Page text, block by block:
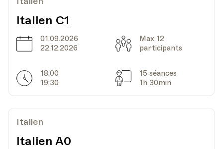
Date
Lieu
HEP - Haute Ecole Pédagogique - Salle 823
1005, Lausanne
Date06.03.2024 Heure
18.00
Av. de Cour 33
Italien C1
Date
01.09.2026
22.12.2026
Capacité
Max 12
participants
Horarires
18:00
19:30
Séances
15 séances
1h 30min
Italien
Italien A0